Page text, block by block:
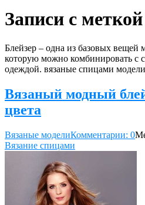
Записи с
Блейзер – одна из базовых вещей
которую можно комбинировать с
одеждой. вязаные спицами
Вязаный модный
цвета
Вязаные моделиКомментарии: 0
Вязание спицами